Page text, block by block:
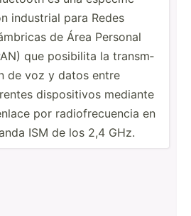
industrial para Redes
de Área Personal
que posibilita la transm­
de voz y datos entre
dispos­itivos mediante
por radiof­rec­uencia en
ISM de los 2,4 GHz.